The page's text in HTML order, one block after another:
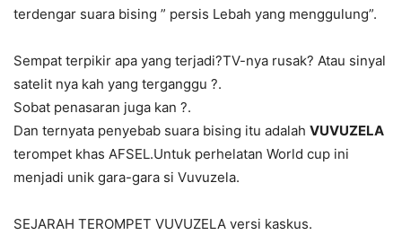
terdengar suara bising ” persis Lebah yang menggulung”.
Sempat terpikir apa yang terjadi?TV-nya rusak? Atau sinyal
satelit nya kah yang terganggu ?.
Sobat penasaran juga kan ?.
Dan ternyata penyebab suara bising itu adalah VUVUZELA
terompet khas AFSEL.Untuk perhelatan World cup ini
menjadi unik gara-gara si Vuvuzela.
SEJARAH TEROMPET VUVUZELA versi kaskus.